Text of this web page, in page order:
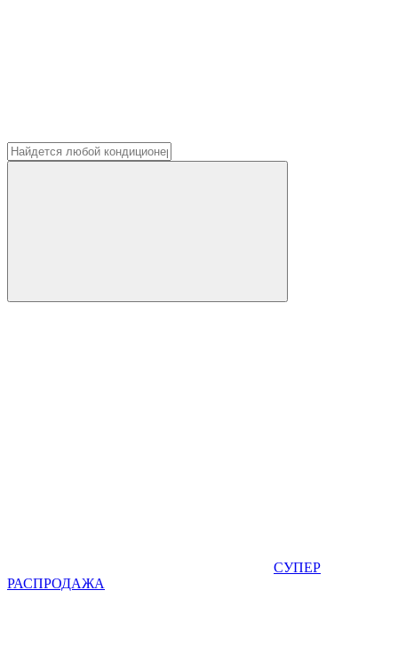
СУПЕР
РАСПРОДАЖА